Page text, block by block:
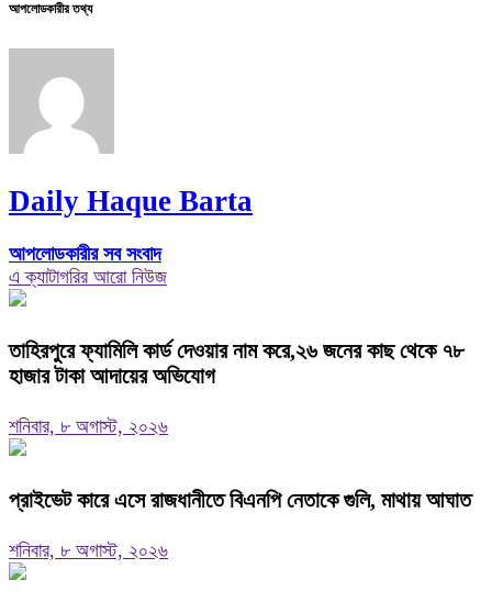
আপলোডকারীর তথ্য
Daily Haque Barta
আপলোডকারীর সব সংবাদ
এ ক্যাটাগরির আরো নিউজ
তাহিরপুরে ফ্যামিলি কার্ড দেওয়ার নাম করে,২৬ জনের কাছ থেকে ৭৮
হাজার টাকা আদায়ের অভিযোগ
শনিবার, ৮ অগাস্ট, ২০২৬
প্রাইভেট কারে এসে রাজধানীতে বিএনপি নেতাকে গুলি, মাথায় আঘাত
শনিবার, ৮ অগাস্ট, ২০২৬